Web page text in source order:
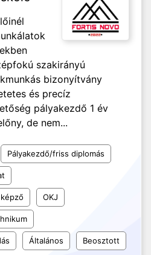
szakirányú
bizonyítvány
és precíz
pályakezdő 1 év
de nem...
Pályakezdő/friss diplomás
OKJ
Általános Beosztott